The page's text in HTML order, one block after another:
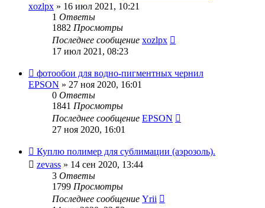
xozlpx » 16 июл 2021, 10:21
1 Ответы
1882 Просмотры
Последнее сообщение xozlpx
17 июл 2021, 08:23
фотообои для водно-пигментных чернил
EPSON » 27 ноя 2020, 16:01
0 Ответы
1841 Просмотры
Последнее сообщение EPSON
27 ноя 2020, 16:01
Куплю полимер для сублимации (аэрозоль).
zevass » 14 сен 2020, 13:44
3 Ответы
1799 Просмотры
Последнее сообщение Yrii